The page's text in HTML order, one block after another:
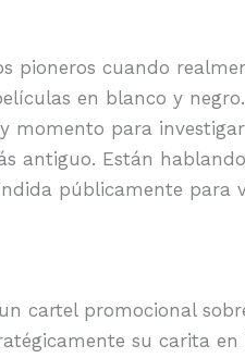
pioneros cuando
en blanco y negro.
momento para
antiguo. Están
públicamente para
cartel promocional
su carita en